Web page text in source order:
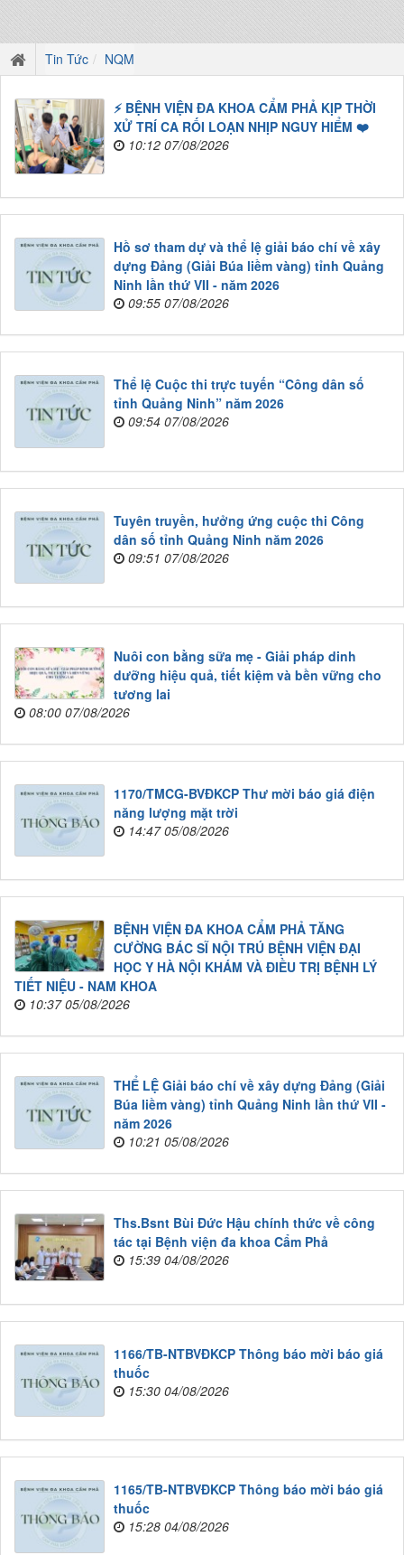
Tin Tức NQM
⚡ BỆNH VIỆN ĐA KHOA CẨM PHẢ KỊP THỜI
XỬ TRÍ CA RỐI LOẠN NHỊP NGUY HIỂM ❤️
10:12 07/08/2026
Hồ sơ tham dự và thể lệ giải báo chí về xây
dựng Đảng (Giải Búa liềm vàng) tỉnh Quảng
Ninh lần thứ VII - năm 2026
09:55 07/08/2026
Thể lệ Cuộc thi trực tuyến “Công dân số
tỉnh Quảng Ninh” năm 2026
09:54 07/08/2026
Tuyên truyền, hưởng ứng cuộc thi Công
dân số tỉnh Quảng Ninh năm 2026
09:51 07/08/2026
Nuôi con bằng sữa mẹ - Giải pháp dinh
dưỡng hiệu quả, tiết kiệm và bền vững cho
tương lai
08:00 07/08/2026
1170/TMCG-BVĐKCP Thư mời báo giá điện
năng lượng mặt trời
14:47 05/08/2026
BỆNH VIỆN ĐA KHOA CẨM PHẢ TĂNG
CƯỜNG BÁC SĨ NỘI TRÚ BỆNH VIỆN ĐẠI
HỌC Y HÀ NỘI KHÁM VÀ ĐIỀU TRỊ BỆNH LÝ
TIẾT NIỆU - NAM KHOA
10:37 05/08/2026
THỂ LỆ Giải báo chí về xây dựng Đảng (Giải
Búa liềm vàng) tỉnh Quảng Ninh lần thứ VII -
năm 2026
10:21 05/08/2026
Ths.Bsnt Bùi Đức Hậu chính thức về công
tác tại Bệnh viện đa khoa Cẩm Phả
15:39 04/08/2026
1166/TB-NTBVĐKCP Thông báo mời báo giá
thuốc
15:30 04/08/2026
1165/TB-NTBVĐKCP Thông báo mời báo giá
thuốc
15:28 04/08/2026